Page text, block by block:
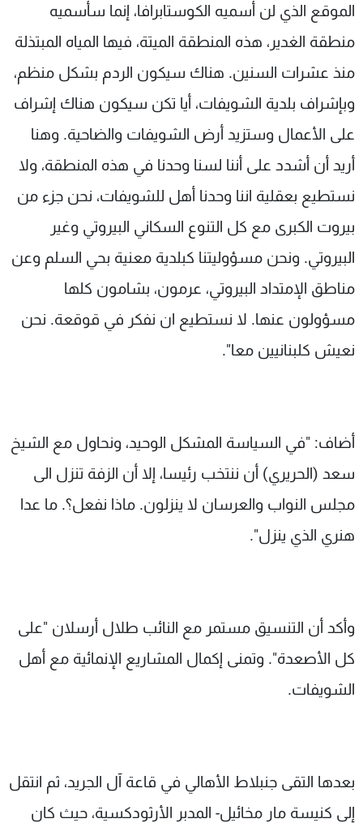
الموقع الذي لن أسميه الكوستابرافا، إنما سأسميه
منطقة الغدير، هذه المنطقة الميتة، فيها المياه المبتذلة
منذ عشرات السنين. هناك سيكون الردم بشكل منظم،
وبإشراف بلدية الشويفات، أيا تكن سيكون هناك إشراف
على الأعمال وستزيد أرض الشويفات والضاحية. وهنا
أريد أن أشدد على أننا لسنا وحدنا في هذه المنطقة، ولا
نستطيع بعقلية اننا وحدنا أهل للشويفات، نحن جزء من
بيروت الكبرى مع كل التنوع السكاني البيروتي وغير
البيروتي. ونحن مسؤوليتنا كبلدية معنية بحي السلم وعن
مناطق الإمتداد البيروتي، عرمون، بشامون كلها
مسؤولون عنها. لا نستطيع ان نفكر في قوقعة. نحن
نعيش كلبنانيين معا".
أضاف: "في السياسة المشكل الوحيد، ونحاول مع الشيخ
سعد (الحريري) أن ننتخب رئيسا، إلا أن الزفة تنزل الى
مجلس النواب والعرسان لا ينزلون. ماذا نفعل؟. ما عدا
هنري الذي ينزل".
وأكد أن التنسيق مستمر مع النائب طلال أرسلان "على
كل الأصعدة". وتمنى إكمال المشاريع الإنمائية مع أهل
الشويفات.
بعدها التقى جنبلاط الأهالي في قاعة آل الجريد، ثم انتقل
إلى كنيسة مار مخائيل- المدبر الأرثودكسية، حيث كان